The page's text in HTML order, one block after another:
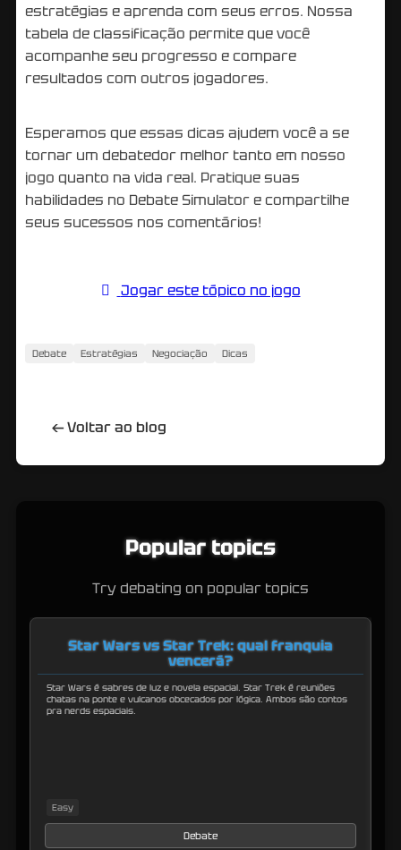
estratégias e aprenda com seus erros. Nossa
tabela de classificação permite que você
acompanhe seu progresso e compare
resultados com outros jogadores.
Esperamos que essas dicas ajudem você a se
tornar um debatedor melhor tanto em nosso
jogo quanto na vida real. Pratique suas
habilidades no Debate Simulator e compartilhe
seus sucessos nos comentários!
Jogar este tópico no jogo
Debate Estratégias Negociação Dicas
←Voltar ao blog
Popular topics
Try debating on popular topics
Star Wars vs Star Trek: qual franquia
vencerá?
Star Wars é sabres de luz e novela espacial. Star Trek é reuniões
chatas na ponte e vulcanos obcecados por lógica. Ambos são contos
pra nerds espaciais.
Easy
Debate